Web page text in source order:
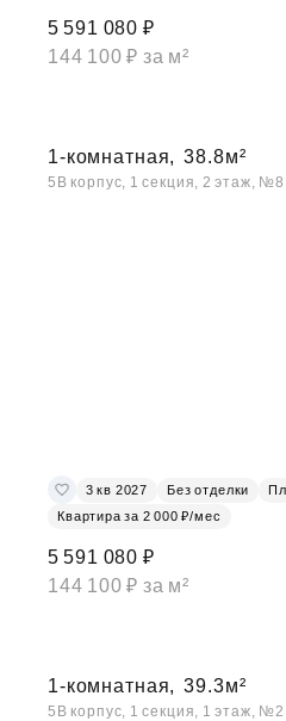
5 591 080 ₽
144 100 ₽ за м²
1-комнатная, 38.8м²
5В корпус, 1 секция, 2 этаж, №8
3 кв 2027 Без отделки
Квартира за 2 000 ₽/мес
5 591 080 ₽
144 100 ₽ за м²
1-комнатная, 39.3м²
5В корпус, 1 секция, 1 этаж, №2